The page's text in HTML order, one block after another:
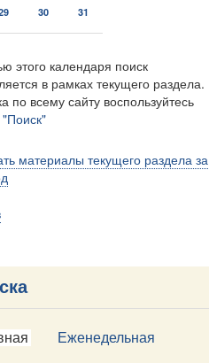
30 31
этого календаря поиск
в рамках текущего раздела.
по всему сайту воспользуйтесь
"Поиск"
материалы текущего раздела за
Еженедельная